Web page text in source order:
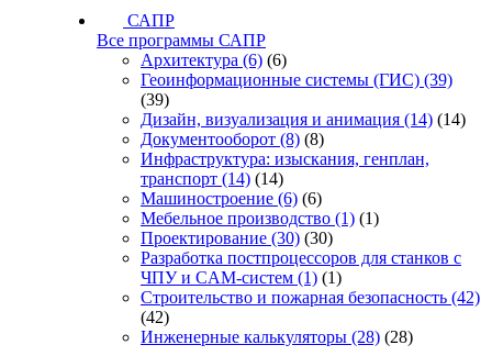
САПР
Все программы САПР
Архитектура (6) (6)
Геоинформационные системы (ГИС) (39)
(39)
Дизайн, визуализация и анимация (14) (14)
Документооборот (8) (8)
Инфраструктура: изыскания, генплан,
транспорт (14) (14)
Машиностроение (6) (6)
Мебельное производство (1) (1)
Проектирование (30) (30)
Разработка постпроцессоров для станков с
ЧПУ и CAM-систем (1) (1)
Строительство и пожарная безопасность (42)
(42)
Инженерные калькуляторы (28) (28)